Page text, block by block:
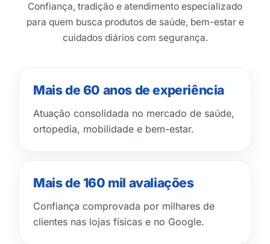
Confiança, tradição e atendimento especializado
para quem busca produtos de saúde, bem-estar e
cuidados diários com segurança.
Mais de 60 anos de experiência
Atuação consolidada no mercado de saúde,
ortopedia, mobilidade e bem-estar.
Mais de 160 mil avaliações
Confiança comprovada por milhares de
clientes nas lojas físicas e no Google.